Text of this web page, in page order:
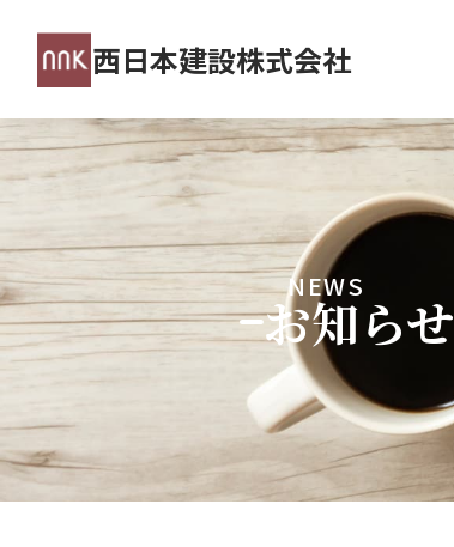
西日本建設株式会社
NEWS
お知らせ